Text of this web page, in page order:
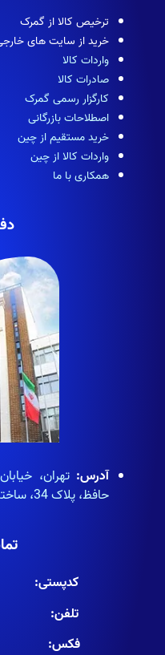
ترخیص کالا از گمرک
خرید از سایت های
واردات کالا
صادرات کالا
کارگزار رسمی گمرک
اصطلاحات بازرگانی
خرید مستقیم از چین
واردات کالا از چین
همکاری با ما
آدرس: تهران،
حافظ، پلاک 34، ساختمان سپاهان همراه